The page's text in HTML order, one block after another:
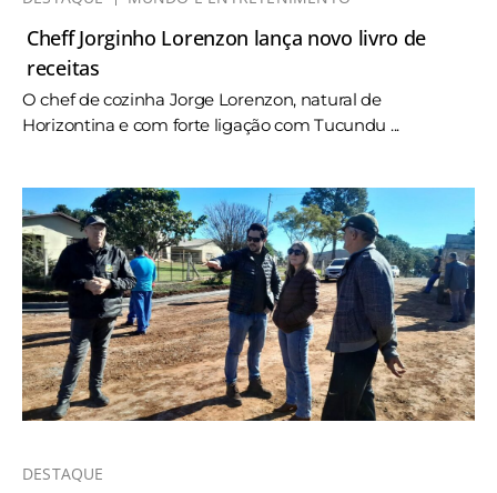
Cheff Jorginho Lorenzon lança novo livro de
receitas
O chef de cozinha Jorge Lorenzon, natural de
Horizontina e com forte ligação com Tucundu ...
DESTAQUE